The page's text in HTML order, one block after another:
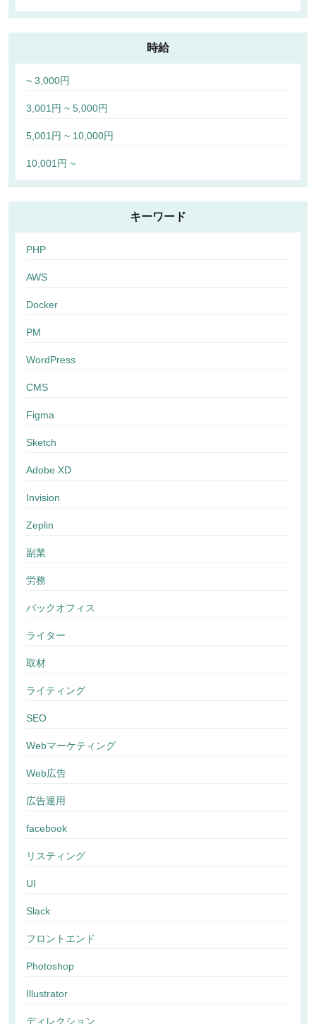
時給
~ 3,000円
3,001円 ~ 5,000円
5,001円 ~ 10,000円
10,001円 ~
キーワード
PHP
AWS
Docker
PM
WordPress
CMS
Figma
Sketch
Adobe XD
Invision
Zeplin
副業
労務
バックオフィス
ライター
取材
ライティング
SEO
Webマーケティング
Web広告
広告運用
facebook
リスティング
UI
Slack
フロントエンド
Photoshop
Illustrator
ディレクション